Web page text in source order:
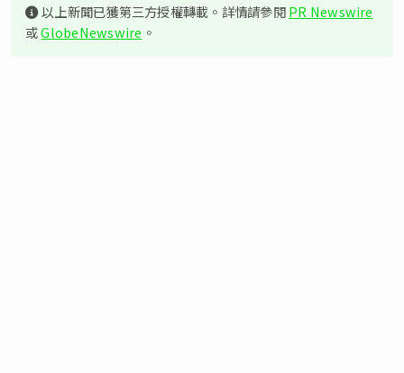
以上新聞已獲第三方授權轉載。詳情請參閱PR Newswire
或GlobeNewswire 。